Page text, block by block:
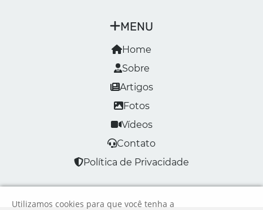
MENU
Home
Sobre
Artigos
Fotos
Vídeos
Contato
Política de Privacidade
Utilizamos cookies para que você tenha a